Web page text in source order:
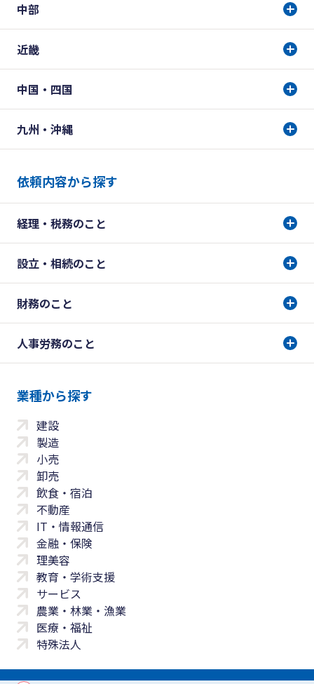
中部
近畿
中国・四国
九州・沖縄
依頼内容から探す
経理・税務のこと
設立・相続のこと
財務のこと
人事労務のこと
業種から探す
建設
製造
小売
卸売
飲食・宿泊
不動産
IT・情報通信
金融・保険
理美容
教育・学術支援
サービス
農業・林業・漁業
医療・福祉
特殊法人